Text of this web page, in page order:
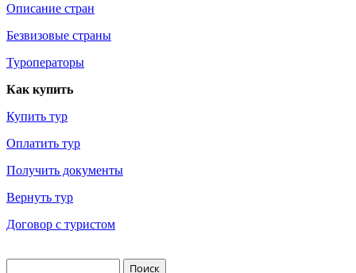
Описание стран
Безвизовые страны
Туроператоры
Как купить
Купить тур
Оплатить тур
Получить документы
Вернуть тур
Договор с туристом